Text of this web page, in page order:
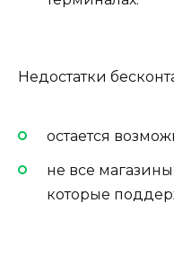
Недостатки
остается
не все
которые